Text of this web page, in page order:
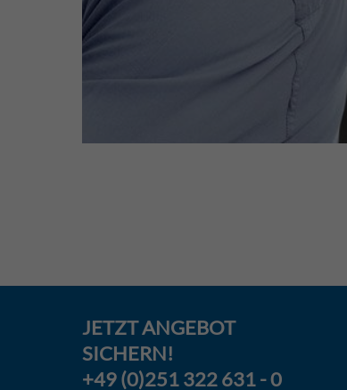
JETZTANGEBOT
SICHERN!
+49 (0)251 322 631 - 0